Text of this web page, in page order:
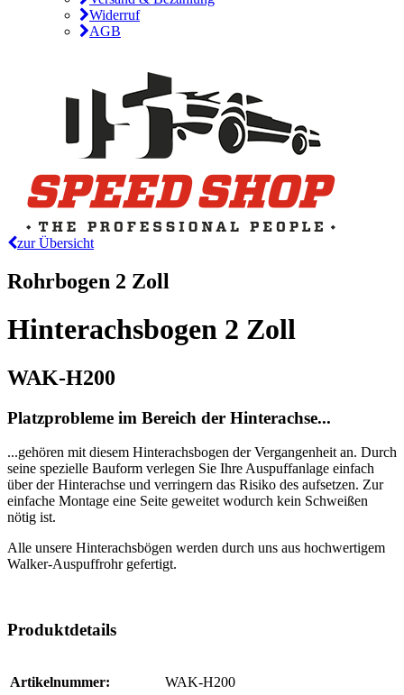
Widerruf
AGB
zur Übersicht
Rohrbogen 2 Zoll
Hinterachsbogen 2 Zoll
WAK-H200
Platzprobleme im Bereich der Hinterachse...
...gehören mit diesem Hinterachsbogen der Vergangenheit an. Durch
seine spezielle Bauform verlegen Sie Ihre Auspuffanlage einfach
über der Hinterachse und verringern das Risiko des aufsetzen. Zur
einfache Montage eine Seite geweitet wodurch kein Schweißen
nötig ist.
Alle unsere Hinterachsbögen werden durch uns aus hochwertigem
Walker-Auspuffrohr gefertigt.
Produktdetails
Artikelnummer: WAK-H200